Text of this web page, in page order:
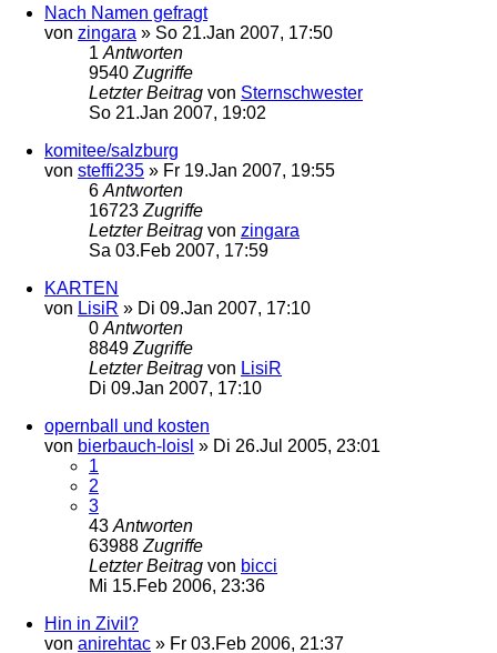
Nach Namen gefragt
von zingara » So 21.Jan 2007, 17:50
1 Antworten
9540 Zugriffe
Letzter Beitrag von Sternschwester
So 21.Jan 2007, 19:02
komitee/salzburg
von steffi235 » Fr 19.Jan 2007, 19:55
6 Antworten
16723 Zugriffe
Letzter Beitrag von zingara
Sa 03.Feb 2007, 17:59
KARTEN
von LisiR » Di 09.Jan 2007, 17:10
0 Antworten
8849 Zugriffe
Letzter Beitrag von LisiR
Di 09.Jan 2007, 17:10
opernball und kosten
von bierbauch-loisl » Di 26.Jul 2005, 23:01
1
2
3
43 Antworten
63988 Zugriffe
Letzter Beitrag von bicci
Mi 15.Feb 2006, 23:36
Hin in Zivil?
von anirehtac » Fr 03.Feb 2006, 21:37